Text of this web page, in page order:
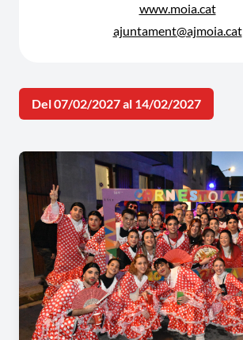
www.moia.cat
ajuntament@ajmoia.cat
Del 07/02/2027 al 14/02/2027